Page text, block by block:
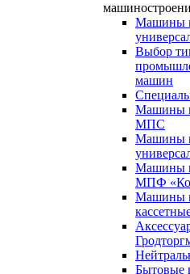
Машины
Выбор
машин
Машины
МПС
Машины
Машины
МПФ
Машины
Бытовые